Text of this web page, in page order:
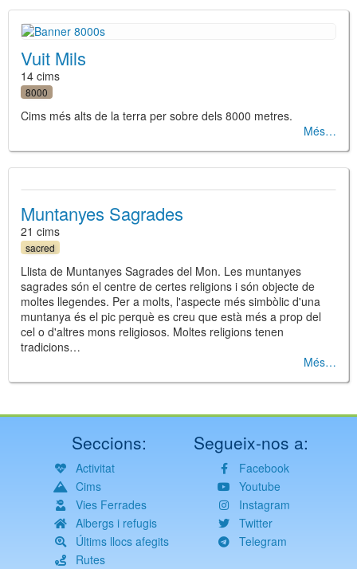
Vuit Mils
14 cims
8000
Cims més alts de la terra per sobre dels 8000 metres.
Més
Muntanyes Sagrades
21 cims
sacred
Llista de Muntanyes Sagrades del Mon. Les muntanyes
sagrades són el centre de certes religions i són objecte de
moltes llegendes. Per a molts, l'aspecte més simbòlic d'una
muntanya és el pic perquè es creu que està més a prop del
cel o d'altres mons religiosos. Moltes religions tenen
tradicions…
Més
Seccions:
Activitat
Cims
Vies Ferrades
Albergs i refugis
Últims llocs afegits
Rutes
Segueix-nos a:
Facebook
Youtube
Instagram
Twitter
Telegram